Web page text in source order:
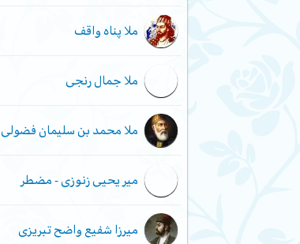
ملا پناه واقف
ملا جمال رنجی
ملا محمد بن سلیمان فضولی
میر یحیی زنوزی - مضطر
میرزا شفیع واضح تبریزی